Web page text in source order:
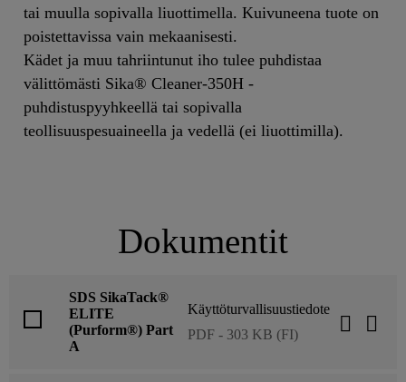
tai muulla sopivalla liuottimella. Kuivuneena tuote on
poistettavissa vain mekaanisesti.
Kädet ja muu tahriintunut iho tulee puhdistaa
välittömästi Sika® Cleaner-350H -
puhdistuspyyhkeellä tai sopivalla
teollisuuspesuaineella ja vedellä (ei liuottimilla).
Dokumentit
SDS SikaTack®
ELITE
(Purform®) Part
A
Käyttöturvallisuustiedote
PDF - 303 KB (FI)